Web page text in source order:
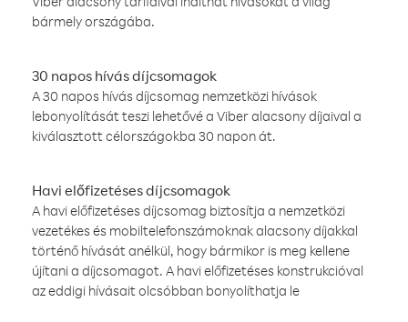
bármely országába.
30 napos hívás díjcsomagok
A 30 napos hívás díjcsomag nemzetközi hívások
lebonyolítását teszi lehetővé a Viber alacsony díjaival a
kiválasztott célországokba 30 napon át.
Havi előfizetéses díjcsomagok
A havi előfizetéses díjcsomag biztosítja a nemzetközi
vezetékes és mobiltelefonszámoknak alacsony díjakkal
történő hívását anélkül, hogy bármikor is meg kellene
újítani a díjcsomagot. A havi előfizetéses konstrukcióval
az eddigi hívásait olcsóbban bonyolíthatja le